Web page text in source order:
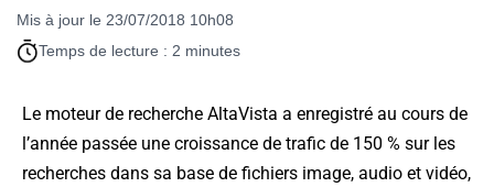
Mis à jour le 23/07/2018 10h08
Temps de lecture : 2 minutes
Le moteur de recherche AltaVista a enregistré au cours de
l’année passée une croissance de trafic de 150 % sur les
recherches dans sa base de fichiers image, audio et vidéo,